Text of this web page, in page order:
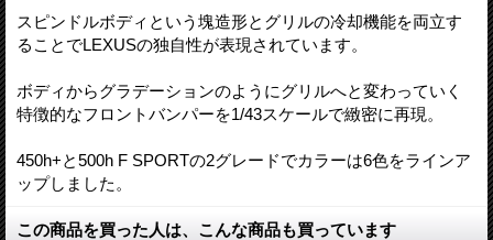
スピンドルボディという塊造形とグリルの冷却機能を両立す
ることでLEXUSの独自性が表現されています。
ボディからグラデーションのようにグリルへと変わっていく
特徴的なフロントバンパーを1/43スケールで緻密に再現。
450h+と500h F SPORTの2グレードでカラーは6色をラインア
ップしました。
この商品を買った人は、こんな商品も買っています